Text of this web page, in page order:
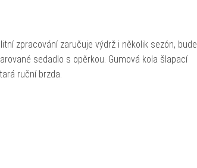
zpracování zaručuje výdrž i několik sezón, bude
sedadlo s opěrkou. Gumová kola šlapací
ruční brzda.